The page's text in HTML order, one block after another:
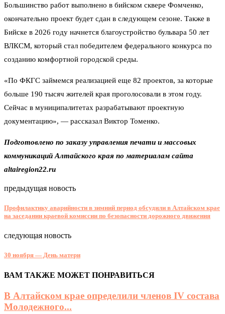
Большинство работ выполнено в бийском сквере Фомченко,
окончательно проект будет сдан в следующем сезоне. Также в
Бийске в 2026 году начнется благоустройство бульвара 50 лет
ВЛКСМ, который стал победителем федерального конкурса по
созданию комфортной городской среды.
«По ФКГС займемся реализацией еще 82 проектов, за которые
больше 190 тысяч жителей края проголосовали в этом году.
Сейчас в муниципалитетах разрабатывают проектную
документацию», — рассказал Виктор Томенко.
Подготовлено по заказу управления печати и массовых
коммуникаций Алтайского края по материалам сайта
altairegion22.ru
предыдущая новость
Профилактику аварийности в зимний период обсудили в Алтайском крае
на заседании краевой комиссии по безопасности дорожного движения
следующая новость
30 ноября — День матери
ВАМ ТАКЖЕ МОЖЕТ ПОНРАВИТЬСЯ
В Алтайском крае определили членов IV состава
Молодежного...